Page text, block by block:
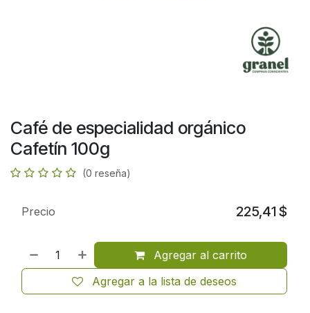
Café de especialidad orgánico
Cafetín 100g
(0 reseña)
Agregar al carrito
Agregar a la lista de deseos
Precio 225,41$